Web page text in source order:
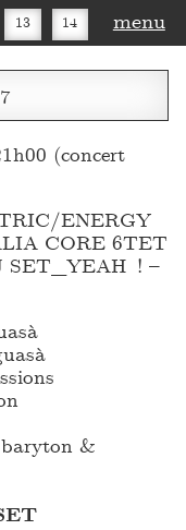
13 14 menu
(concert
ENERGY
CORE 6TET
SET_YEAH ! –
&